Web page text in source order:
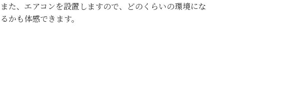
また、エアコンを設置しますので、どのくらいの環境にな
るかも体感できます。